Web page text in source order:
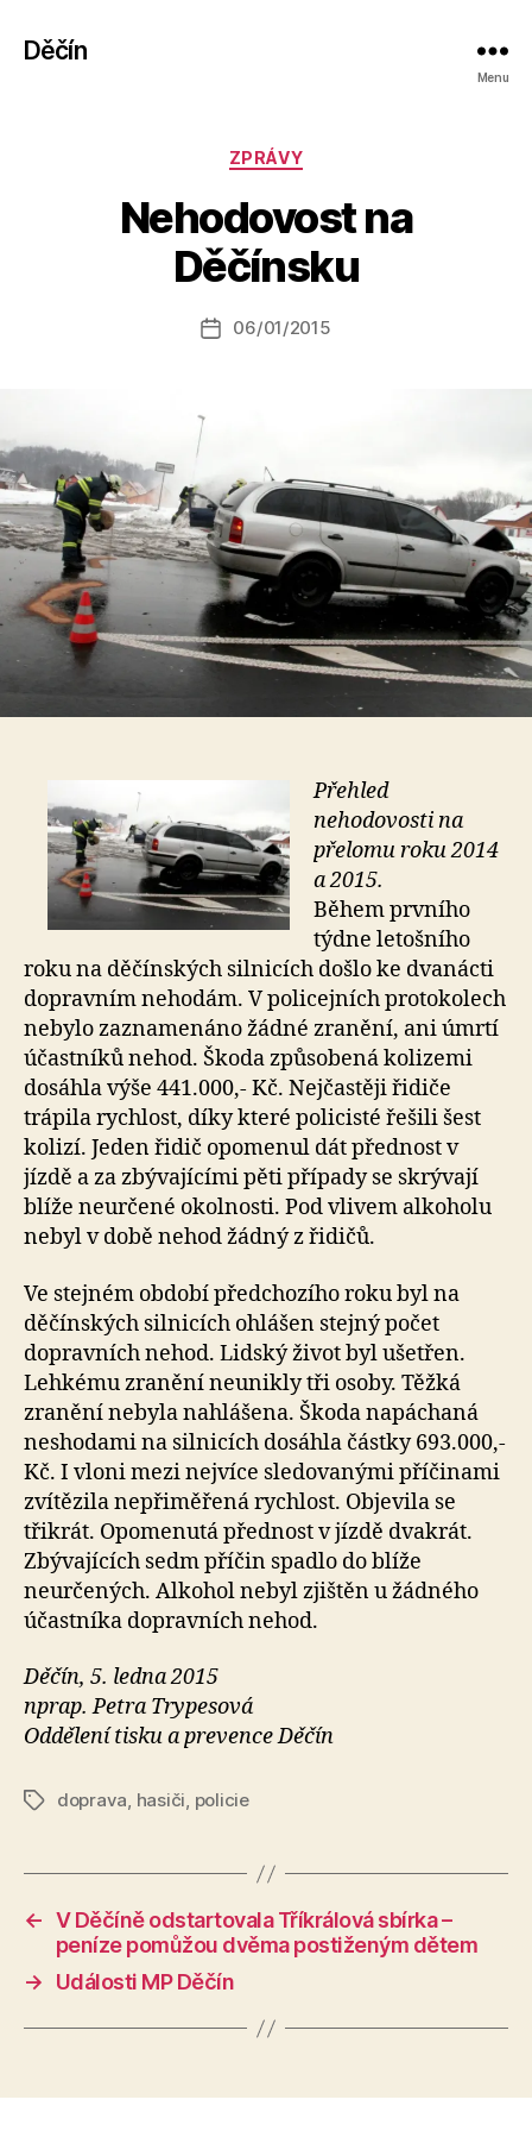
Děčín
Menu
Rubriky
ZPRÁVY
Nehodovost na
Děčínsku
Autor
příspěvku
u
t
o
a
Datum
06/01/2015
Přehled
nehodovosti na
přelomu roku 2014
a 2015.
Během prvního
týdne letošního
roku na děčínských silnicích došlo ke dvanácti
dopravním nehodám. V policejních protokolech
nebylo zaznamenáno žádné zranění, ani úmrtí
účastníků nehod. Škoda způsobená kolizemi
dosáhla výše 441.000,- Kč. Nejčastěji řidiče
trápila rychlost, díky které policisté řešili šest
kolizí. Jeden řidič opomenul dát přednost v
jízdě a za zbývajícími pěti případy se skrývají
blíže neurčené okolnosti. Pod vlivem alkoholu
nebyl v době nehod žádný z řidičů.
Ve stejném období předchozího roku byl na
děčínských silnicích ohlášen stejný počet
dopravních nehod. Lidský život byl ušetřen.
Lehkému zranění neunikly tři osoby. Těžká
zranění nebyla nahlášena. Škoda napáchaná
neshodami na silnicích dosáhla částky 693.000,-
Kč. I vloni mezi nejvíce sledovanými příčinami
zvítězila nepřiměřená rychlost. Objevila se
třikrát. Opomenutá přednost v jízdě dvakrát.
Zbývajících sedm příčin spadlo do blíže
neurčených. Alkohol nebyl zjištěn u žádného
účastníka dopravních nehod.
Děčín, 5. ledna 2015
nprap. Petra Trypesová
Oddělení tisku a prevence Děčín
Štítkydoprava, hasiči, policie
← V Děčíně odstartovala Tříkrálová sbírka –
peníze pomůžou dvěma postiženým dětem
→
Události MP Děčín